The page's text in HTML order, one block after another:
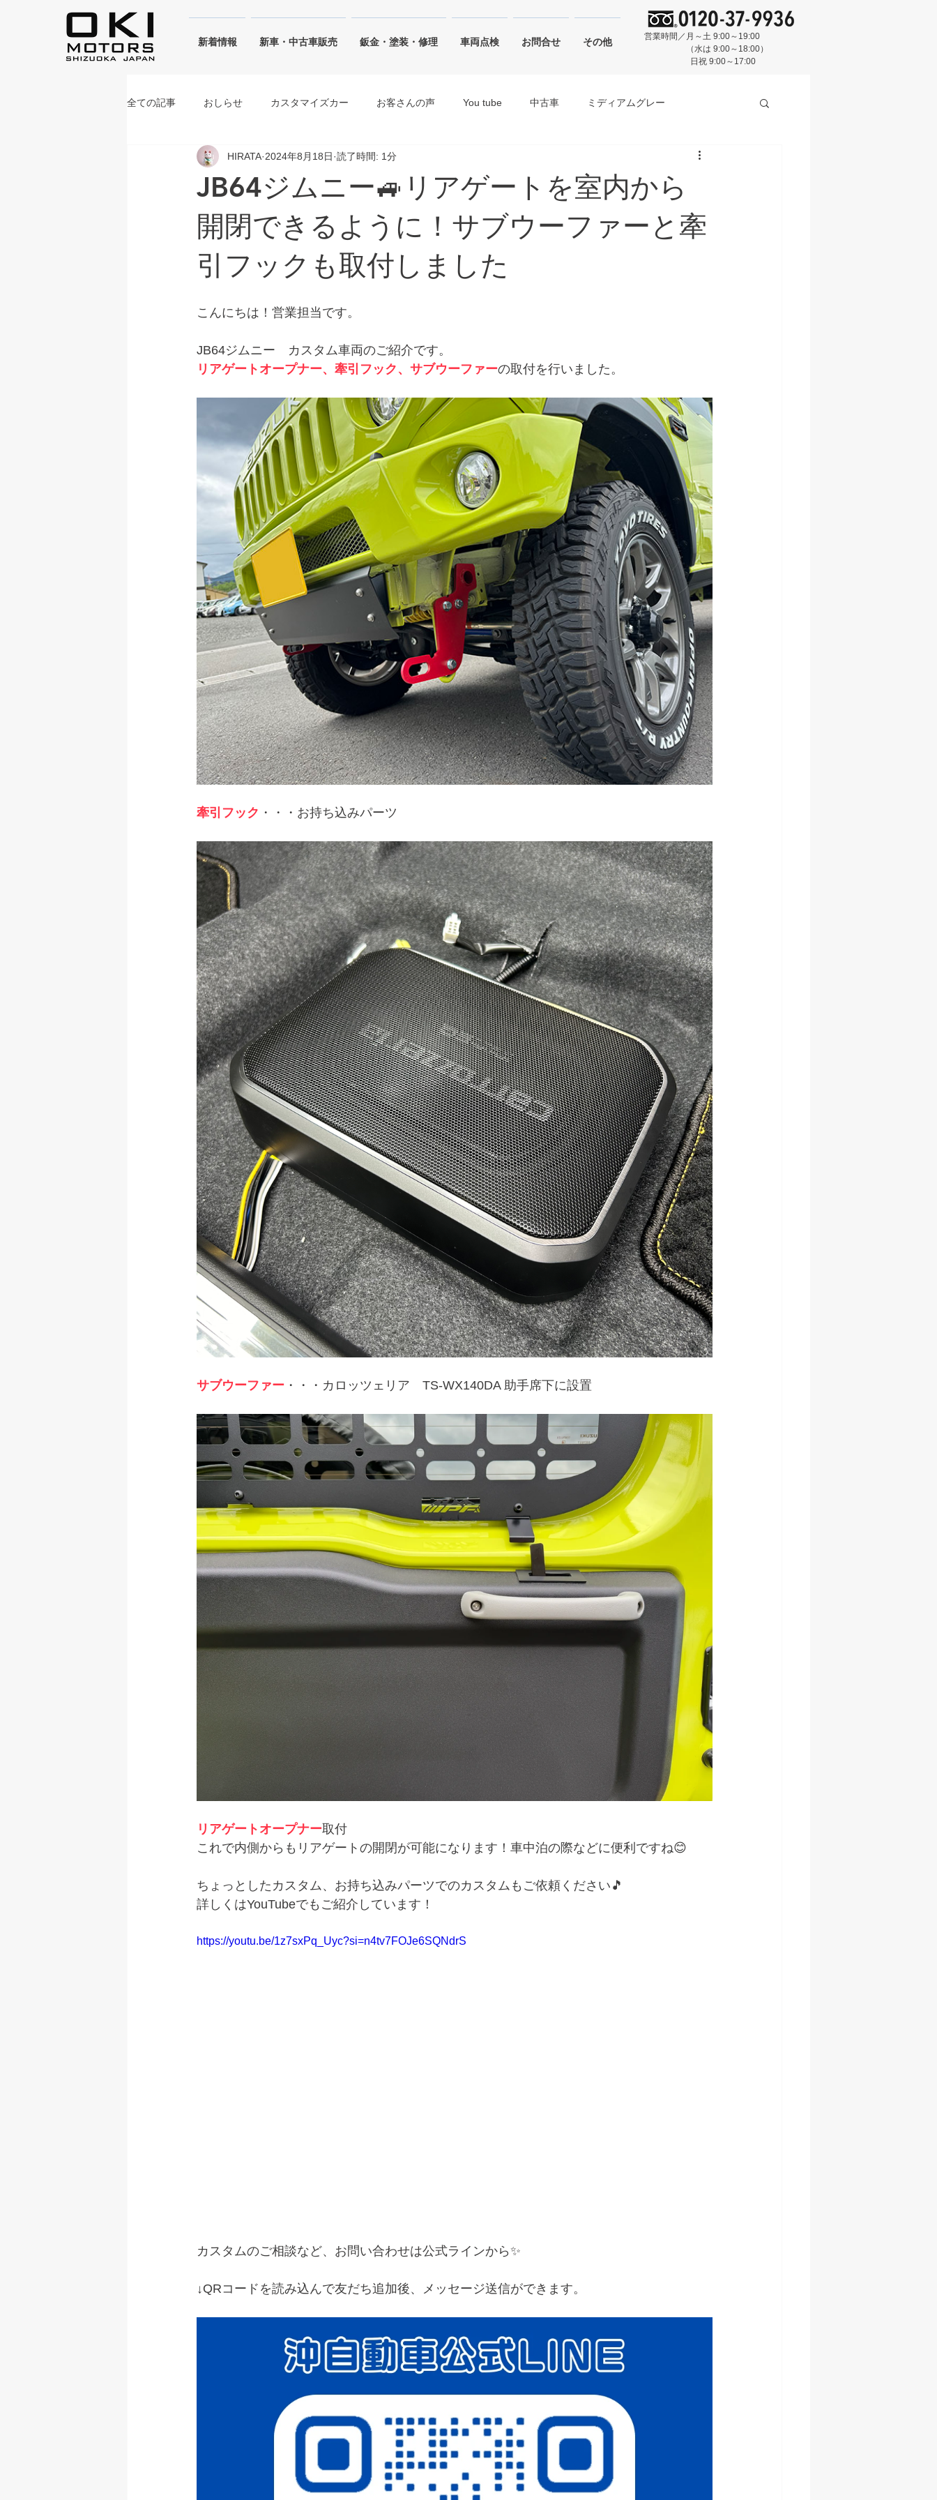
​新着情報 新車・中古車販売 鈑金・塗装・修理 車両点検 お問合せ その他
営業時間／月～土 9:00～19:00
（水は 9:00～18:00）
日祝 9:00～17:00
全ての記事 おしらせ カスタマイズカー お客さんの声 You tube 中古車 ミディアムグレー
シフォンアイボリーメタリック ジャングルグリーン
ブルーイッシュブラックパール キネティックイエロー シルキーシルバーメタリック ブリスクブルー BASE
JB64ジムニー🚙リアゲートを室内から
開閉できるように！サブウーファーと牽
引フックも取付しました
HIRATA 2024年8月18日 読了時間: 1分
こんにちは！営業担当です。
JB64ジムニー　カスタム車両のご紹介です。
リアゲートオープナー、牽引フック、サブウーファーの取付を行いました。
牽引フック ・・・お持ち込みパーツ
サブウーファー ・・・カロッツェリア　TS-WX140DA 助手席下に設置
リアゲートオープナー取付
これで内側からもリアゲートの開閉が可能になります！車中泊の際などに便利ですね😊
ちょっとしたカスタム、お持ち込みパーツでのカスタムもご依頼ください🎵
詳しくはYouTubeでもご紹介しています！
https://youtu.be/1z7sxPq_Uyc?si=n4tv7FOJe6SQNdrS
カスタムのご相談など、お問い合わせは公式ラインから✨
↓QRコードを読み込んで友だち追加後、メッセージ送信ができます。